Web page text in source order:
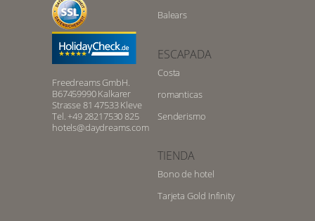
Freedreams GmbH.
B67459990 Kalkarer
Strasse 81 47533 Kleve
Tel. +49 28217530 825
hotels@daydreams.com
Balears
ESCAPADA
Costa
romanticas
Senderismo
TIENDA
Bono de hotel
Tarjeta Gold Infinity